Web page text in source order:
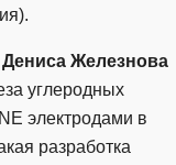
Дениса Железнова
углеродных
электродами в
разработка